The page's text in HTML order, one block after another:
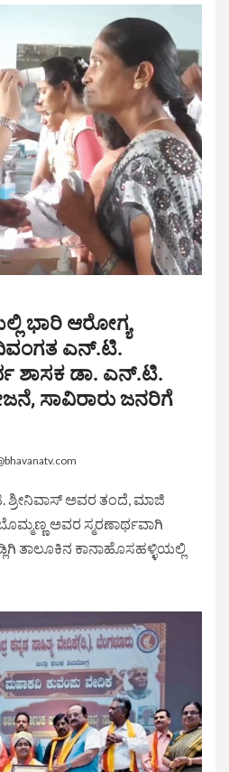
ಭಾರಿ ಆರೋಗ್ಯ
ಎನ್.ಟಿ.
ಶಾಸಕ ಡಾ. ಎನ್.ಟಿ.
ಸಾವಿರಾರು ಜನರಿಗೆ
ಅವರ ತಂದೆ, ಮಾಜಿ
ಅವರ ಸ್ಮರಣಾರ್ಥವಾಗಿ
ತಾಲೂಕಿನ ಕಾನಾಹೊಸಹಳ್ಳಿಯಲ್ಲಿ